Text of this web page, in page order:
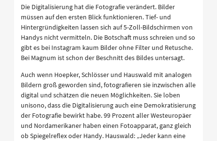
Die Digitalisierung hat die Fotografie verändert. Bilder
müssen auf den ersten Blick funktionieren. Tief- und
Hintergründigkeiten lassen sich auf 5-Zoll-Bildschirmen von
Handys nicht vermitteln. Die Botschaft muss schreien und so
gibt es bei Instagram kaum Bilder ohne Filter und Retusche.
Bei Magnum ist schon der Beschnitt des Bildes untersagt.
Auch wenn Hoepker, Schlösser und Hauswald mit analogen
Bildern groß geworden sind, fotografieren sie inzwischen alle
digital und schätzen die neuen Möglichkeiten. Sie loben
unisono, dass die Digitalisierung auch eine Demokratisierung
der Fotografie bewirkt habe. 99 Prozent aller Westeuropäer
und Nordamerikaner haben einen Fotoapparat, ganz gleich
ob Spiegelreflex oder Handy. Hauswald: „Jeder kann eine